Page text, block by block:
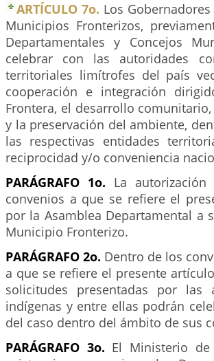
ARTÍCULO 7o. Los
Municipios Fronterizos,
Departamentales y Concejos
celebrar con las autoridades
territoriales limítrofes del país
cooperación e integración
Frontera, el desarrollo
y la preservación del ambiente,
las respectivas entidades
reciprocidad y/o conveniencia
PARÁGRAFO 1o. La
convenios a que se refiere el
por la Asamblea Departamental a
Municipio Fronterizo.
PARÁGRAFO 2o. Dentro de los
a que se refiere el presente
solicitudes presentadas por las
indígenas y entre ellas podrán
del caso dentro del ámbito de sus
PARÁGRAFO 3o. El Ministerio de